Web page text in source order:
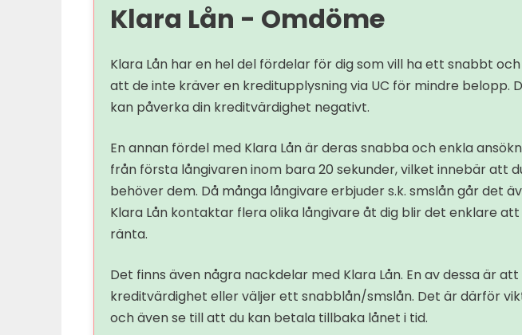
Klara Lån - Omdöme
Klara Lån har en hel del fördelar för dig som vill ha ett snabbt
att de inte kräver en kreditupplysning via UC för mindre
kan påverka din kreditvärdighet negativt.
En annan fördel med Klara Lån är deras snabba och enkla
från första långivaren inom bara 20 sekunder, vilket innebär att
behöver dem. Då många långivare erbjuder s.k. smslån går det
Klara Lån kontaktar flera olika långivare åt dig blir det enklare
ränta.
Det finns även några nackdelar med Klara Lån. En av dessa är
kreditvärdighet eller väljer ett snabblån/smslån. Det är därför
och även se till att du kan betala tillbaka lånet i tid.